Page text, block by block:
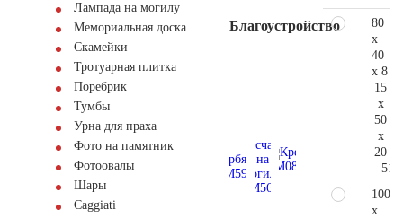
Лампада на могилу
Мемориальная доска
Скамейки
Тротуарная плитка
Поребрик
Тумбы
Урна для праха
Фото на памятник
Фотоовалы
Шары
Сaggiati
Благоустройство
80
x
40
x 8
15
x
50
x
20
100
x